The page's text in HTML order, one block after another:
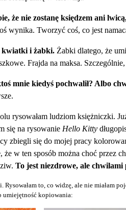
że nie zostanę księdzem ani
wynika. Tworzyć coś, co jest
kwiatki i żabki.Żabki dlatego, że
Frajda na maksa.
mnie kiedyś pochwalił? Albo
rysowałam ludziom księżniczki.
się na rysowanie Hello Kitty
zbiegli się do mojej pracy
że w ten sposób można choć przez
To jest niezdrowe, ale chwilami
to, co widzę, ale nie miałam
umiejętność kopiowania: